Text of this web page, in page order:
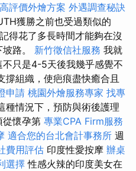
評價外燴方案 外遇調查秘訣
獲勝之前也受過類似的
得花了多長時間才能夠在沒
路。 新竹徵信社服務 我就
只是4-5天後我幾乎感覺不
組織，使疤痕盡快癒合且
申請 桃園外燴服務專家 找專
種情況下，預防與術後護理
從懷孕第 專業CPA Firm服務
適合您的台北會計事務所 週
費用評估 印度性愛按摩 辦桌
選擇性感火辣的印度美女在